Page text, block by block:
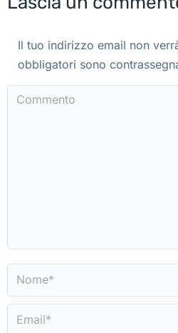
Il tuo indirizzo email non
obbligatori sono
Commento
Nome *
Email *